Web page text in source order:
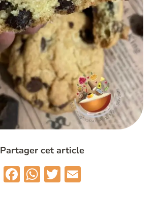
Partager cet article
Facebook
WhatsApp
Twitter